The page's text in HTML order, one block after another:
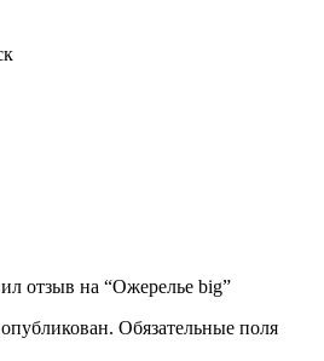
отзыв на “Ожерелье big”
Обязательные поля